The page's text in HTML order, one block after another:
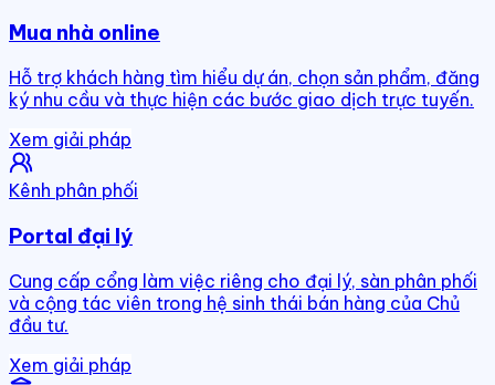
Mua nhà online
Hỗ trợ khách hàng tìm hiểu dự án, chọn sản phẩm, đăng
ký nhu cầu và thực hiện các bước giao dịch trực tuyến.
Xem giải pháp
Kênh phân phối
Portal đại lý
Cung cấp cổng làm việc riêng cho đại lý, sàn phân phối
và cộng tác viên trong hệ sinh thái bán hàng của Chủ
đầu tư.
Xem giải pháp